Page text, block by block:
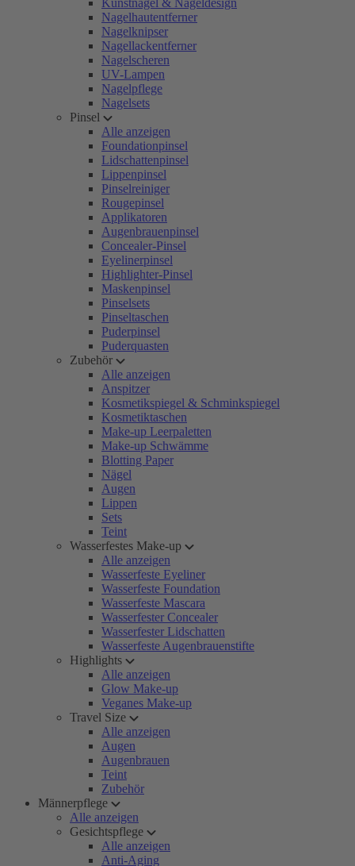
Kunstnägel & Nageldesign
Nagelhautentferner
Nagelknipser
Nagellackentferner
Nagelscheren
UV-Lampen
Nagelpflege
Nagelsets
Pinsel
Alle anzeigen
Foundationpinsel
Lidschattenpinsel
Lippenpinsel
Pinselreiniger
Rougepinsel
Applikatoren
Augenbrauenpinsel
Concealer-Pinsel
Eyelinerpinsel
Highlighter-Pinsel
Maskenpinsel
Pinselsets
Pinseltaschen
Puderpinsel
Puderquasten
Zubehör
Alle anzeigen
Anspitzer
Kosmetikspiegel & Schminkspiegel
Kosmetiktaschen
Make-up Leerpaletten
Make-up Schwämme
Blotting Paper
Nägel
Augen
Lippen
Sets
Teint
Wasserfestes Make-up
Alle anzeigen
Wasserfeste Eyeliner
Wasserfeste Foundation
Wasserfeste Mascara
Wasserfester Concealer
Wasserfester Lidschatten
Wasserfeste Augenbrauenstifte
Highlights
Alle anzeigen
Glow Make-up
Veganes Make-up
Travel Size
Alle anzeigen
Augen
Augenbrauen
Teint
Zubehör
Männerpflege
Alle anzeigen
Gesichtspflege
Alle anzeigen
Anti-Aging